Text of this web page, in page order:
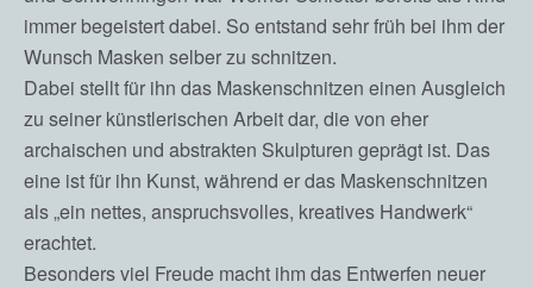
immer begeistert dabei. So entstand sehr früh bei ihm der
Wunsch Masken selber zu schnitzen.
Dabei stellt für ihn das Maskenschnitzen einen Ausgleich
zu seiner künstlerischen Arbeit dar, die von eher
archaischen und abstrakten Skulpturen geprägt ist. Das
eine ist für ihn Kunst, während er das Maskenschnitzen
als „ein nettes, anspruchsvolles, kreatives Handwerk“
erachtet.
Besonders viel Freude macht ihm das Entwerfen neuer